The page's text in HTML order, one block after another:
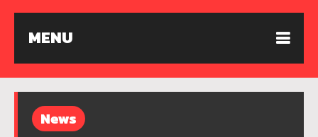
MENU
News